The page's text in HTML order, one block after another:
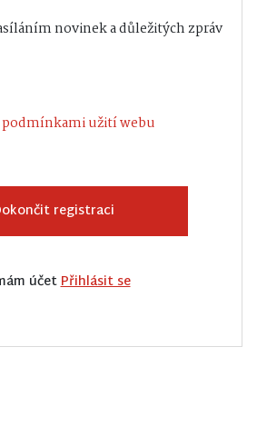
novinek a důležitých zpráv
podmínkami užití webu
registraci
účetPřihlásit se